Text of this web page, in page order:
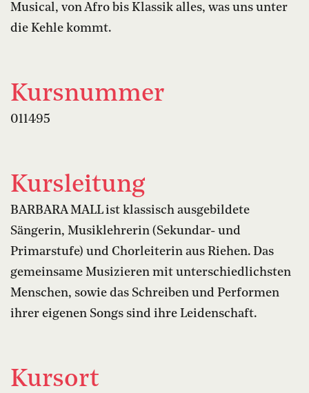
Musical, von Afro bis Klassik alles, was uns unter
die Kehle kommt.
Kursnummer
011495
Kursleitung
BARBARA MALL ist klassisch ausgebildete
Sängerin, Musiklehrerin (Sekundar- und
Primarstufe) und Chorleiterin aus Riehen. Das
gemeinsame Musizieren mit unterschiedlichsten
Menschen, sowie das Schreiben und Performen
ihrer eigenen Songs sind ihre Leidenschaft.
Kursort